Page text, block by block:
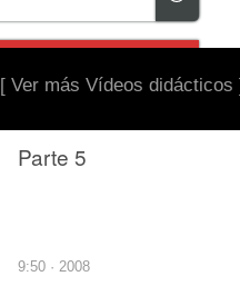
[ Ver más Vídeos didácticos
Parte 5
9:50 · 2008